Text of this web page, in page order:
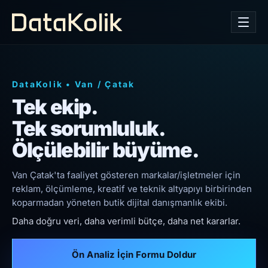
DataKolik • Van /Çatak
Tek ekip.
Tek sorumluluk.
Ölçülebilir büyüme.
Van Çatak'ta faaliyet gösteren markalar/işletmeler için
reklam, ölçümleme, kreatif ve teknik altyapıyı birbirinden
koparmadan yöneten butik dijital danışmanlık ekibi.
Daha doğru veri, daha verimli bütçe, daha net kararlar.
Ön Analiz İçin Formu Doldur